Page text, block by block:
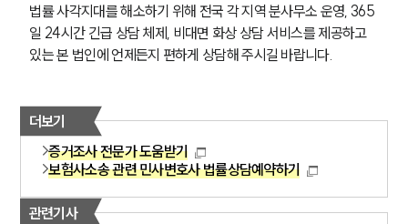
법률 사각지대를 해소하기 위해 전국 각 지역 분사무소 운영, 365
일 24시간 긴급 상담 체제, 비대면 화상 상담 서비스를 제공하고
있는 본 법인에 언제든지 편하게 상담해 주시길 바랍니다.
더보기
증거조사 전문가 도움받기
보험사소송 관련 민사변호사 법률상담예약하기
관련기사